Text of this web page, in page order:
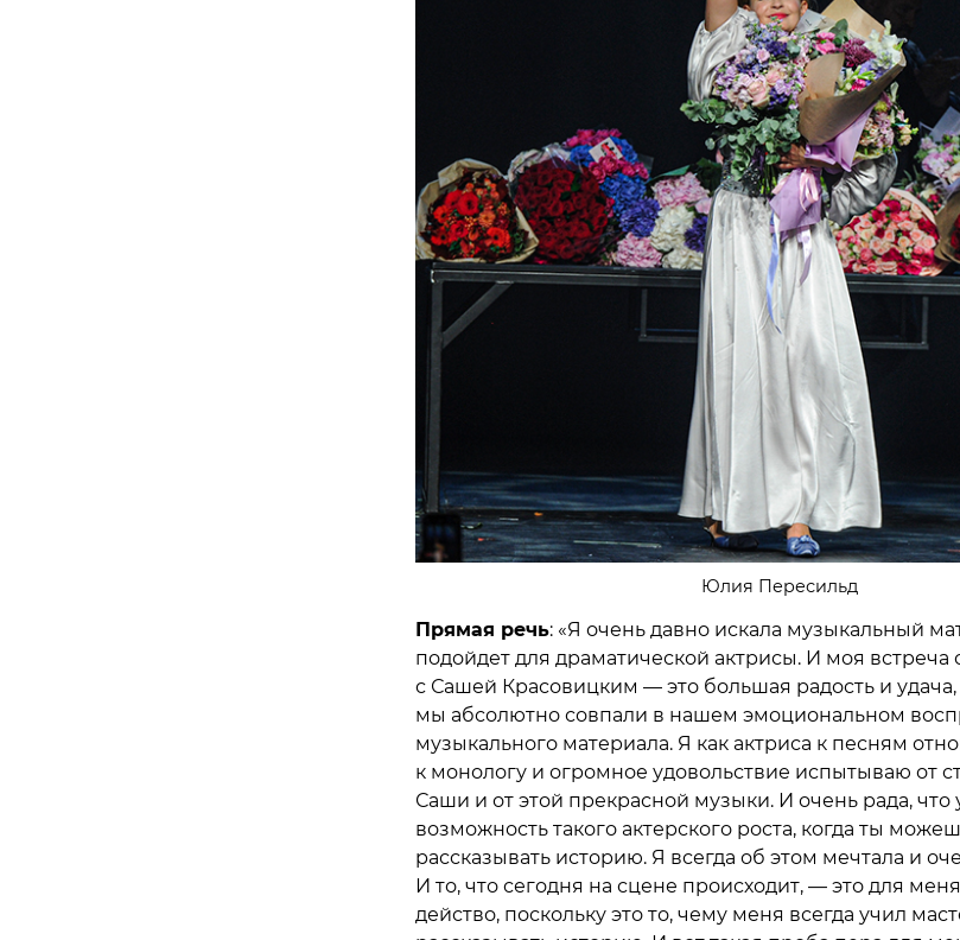
Юлия Пересильд
Прямая речь: «Я очень давно искала музыкальный
подойдет для драматической актрисы. И моя встреча
с Сашей Красовицким — это большая радость и удача,
мы абсолютно совпали в нашем эмоциональном
музыкального материала. Я как актриса к песням
к монологу и огромное удовольствие испытываю от
Саши и от этой прекрасной музыки. И очень рада, что
возможность такого актерского роста, когда ты
рассказывать историю. Я всегда об этом мечтала и
И то, что сегодня на сцене происходит, — это для
действо, поскольку это то, чему меня всегда учил